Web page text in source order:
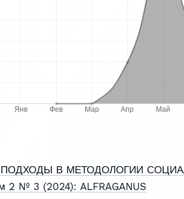
В МЕТОДОЛОГИИ
2 № 3 (2024): ALFRAGANUS